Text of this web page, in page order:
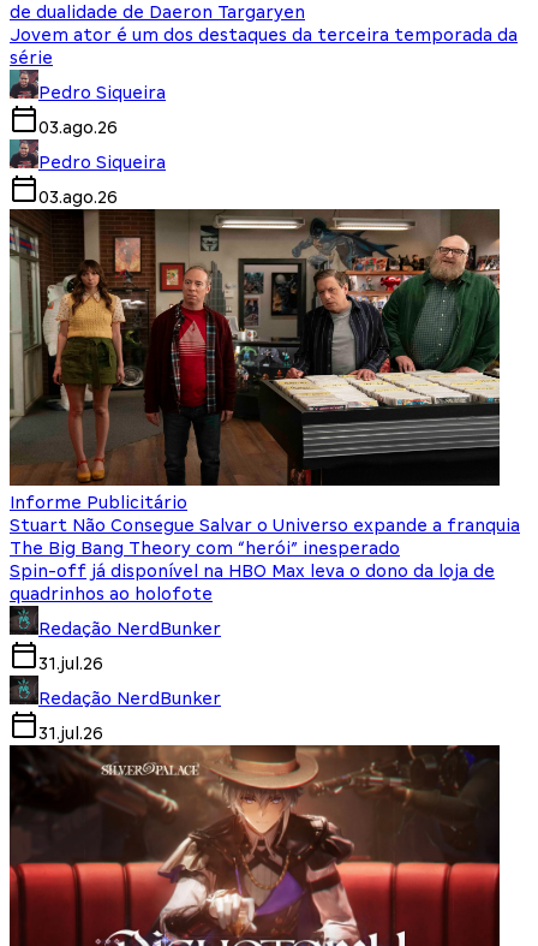
de dualidade de Daeron Targaryen
Jovem ator é um dos destaques da terceira temporada da
série
Pedro Siqueira
03.ago.26
Pedro Siqueira
03.ago.26
Informe Publicitário
Stuart Não Consegue Salvar o Universo expande a franquia
The Big Bang Theory com “herói” inesperado
Spin-off já disponível na HBO Max leva o dono da loja de
quadrinhos ao holofote
Redação NerdBunker
31.jul.26
Redação NerdBunker
31.jul.26